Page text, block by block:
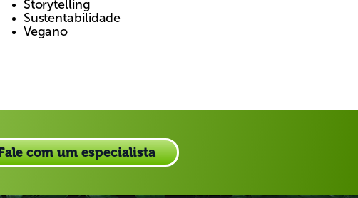
Storytelling
Sustentabilidade
Vegano
com um especialista